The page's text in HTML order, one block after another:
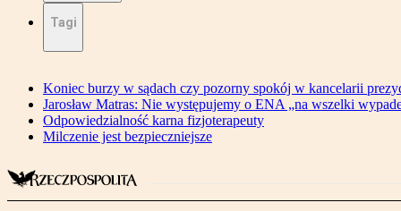
Tagi
Koniec burzy w sądach czy pozorny spokój w kancelarii
Jarosław Matras: Nie występujemy o ENA „na wszelki
Odpowiedzialność karna fizjoterapeuty
Milczenie jest bezpieczniejsze